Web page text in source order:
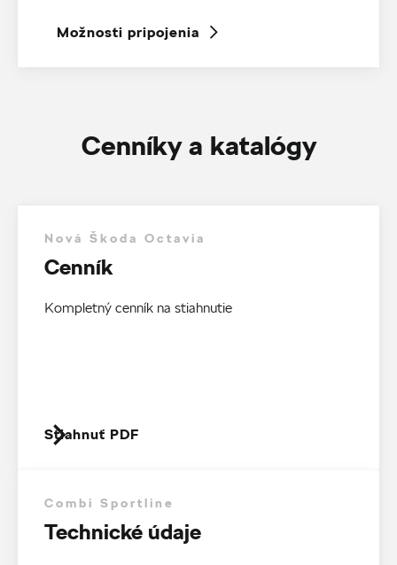
Možnosti pripojenia
Cenníky a katalógy
Nová Škoda Octavia
Cenník
Kompletný cenník na stiahnutie
Stiahnuť PDF
Combi Sportline
Technické údaje